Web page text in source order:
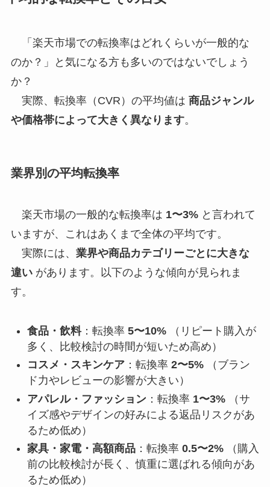
「楽天市場での転換率はどれくらいが一般的な
のか？」と気になる方も多いのではないでしょう
か？
実際、転換率（CVR）の平均値は 商品ジャンル
や価格帯によって大きく異なります。
業界別の平均転換率
楽天市場の一般的な転換率は 1〜3%と言われて
いますが、これはあくまで全体の平均です。
実際には、 業界や商品カテゴリーごとに大きな
違いがあります。以下のような傾向が見られま
す。
食品・飲料：転換率 5〜10%（リピート購入が
多く、比較検討の時間が短いため高め）
コスメ・スキンケア：転換率 2〜5%（ブラン
ド力やレビューの影響が大きい）
アパレル・ファッション：転換率 1〜3%（サ
イズ感やデザインの好みによる返品リスクがあ
るため低め）
家具・家電・高額商品：転換率 0.5〜2%（購入
前の比較検討が長く、慎重に選ばれる傾向があ
るため低め）